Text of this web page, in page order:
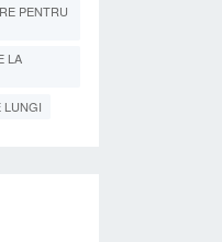
PENTRU
LA
LUNGI